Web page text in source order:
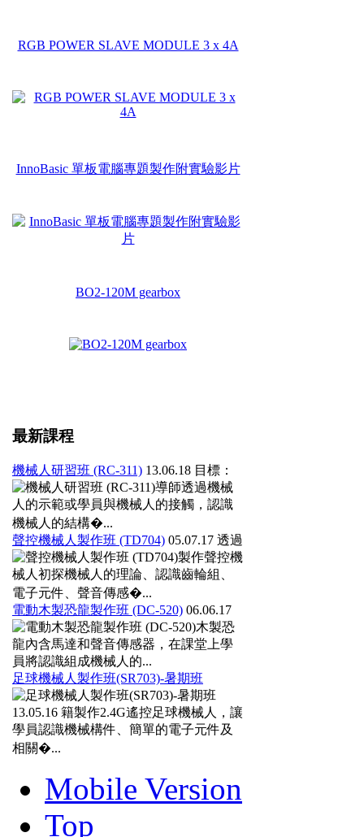
RGB POWER SLAVE MODULE 3 x 4A
InnoBasic 單板電腦專題製作附實驗影片
BO2-120M gearbox
最新課程
機械人研習班 (RC-311) 13.06.18 目標：
導師透過機械
人的示範或學員與機械人的接觸，認識
機械人的結構�...
聲控機械人製作班 (TD704) 05.07.17 透過
製作聲控機
械人初探機械人的理論、認識齒輪組、
電子元件、聲音傳感�...
電動木製恐龍製作班 (DC-520) 06.06.17
木製恐
龍內含馬達和聲音傳感器，在課堂上學
員將認識組成機械人的...
足球機械人製作班(SR703)-暑期班
13.05.16 籍製作2.4G遙控足球機械人，讓
學員認識機械構件、簡單的電子元件及
相關�...
Mobile Version
Top